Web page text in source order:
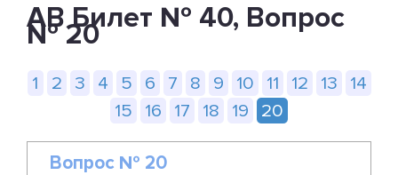
AB Билет № 40, Вопрос
№ 20
1 2 3 4 5 6 7 8 9 10 11 12 13
14
15
16 17 18 19 20
Вопрос № 20